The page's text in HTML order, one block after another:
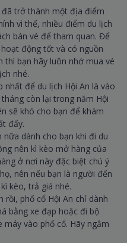
đã trở thành một địa điểm
vì thế, nhiều điểm du lịch
bán vé để tham quan. Để
động tốt và có nguồn
thì bạn hãy luôn nhớ mua vé
nhé.
để du lịch Hội An là vào
còn lại trong năm Hội
sẽ khó cho bạn để khám
đấy.
dành cho bạn khi đi du
nên kì kèo mở hàng của
ở nơi này đặc biệt chú ý
nên nếu bạn là người đến
kèo, trả giá nhé.
rồi, phố cổ Hội An chỉ dành
bằng xe đạp hoặc đi bộ
vào phố cổ. Hãy ngắm